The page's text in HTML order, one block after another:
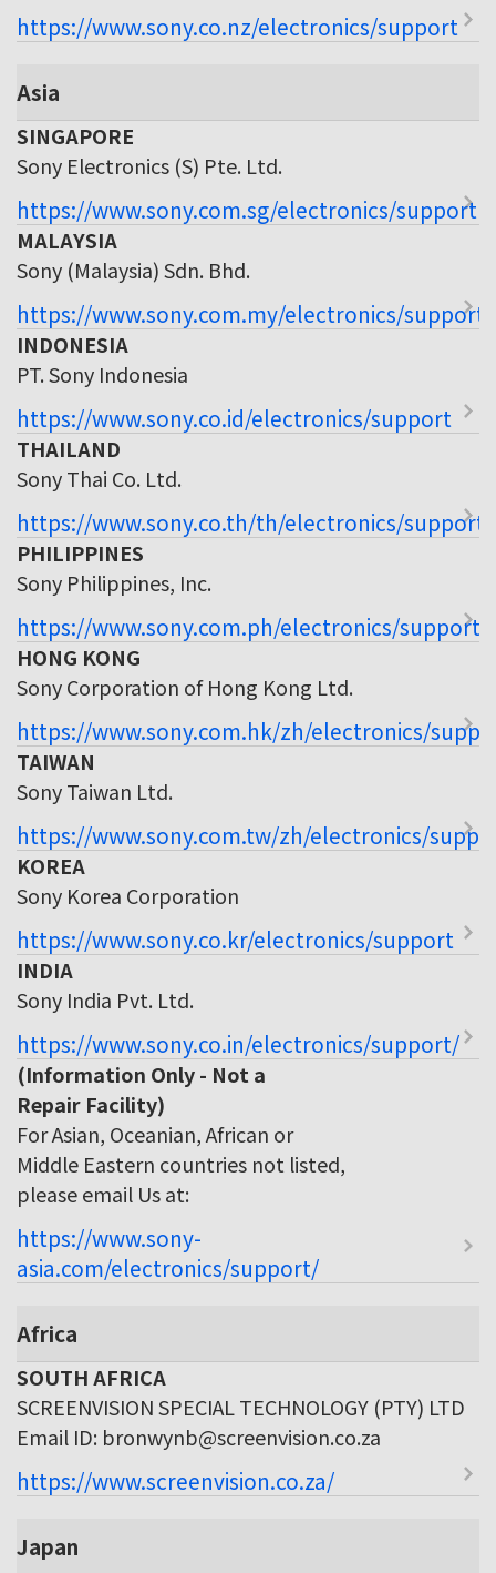
https://www.sony.co.nz/electronics/support
Asia
SINGAPORE
Sony Electronics (S) Pte. Ltd.
https://www.sony.com.sg/electronics/support
MALAYSIA
Sony (Malaysia) Sdn. Bhd.
https://www.sony.com.my/electronics/support
INDONESIA
PT. Sony Indonesia
https://www.sony.co.id/electronics/support
THAILAND
Sony Thai Co. Ltd.
https://www.sony.co.th/th/electronics/support
PHILIPPINES
Sony Philippines, Inc.
https://www.sony.com.ph/electronics/support
HONG KONG
Sony Corporation of Hong Kong Ltd.
https://www.sony.com.hk/zh/electronics/
TAIWAN
Sony Taiwan Ltd.
https://www.sony.com.tw/zh/electronics/
KOREA
Sony Korea Corporation
https://www.sony.co.kr/electronics/support
INDIA
Sony India Pvt. Ltd.
https://www.sony.co.in/electronics/support/
(Information Only - Not a
Repair Facility)
For Asian, Oceanian, African or
Middle Eastern countries not listed,
please email Us at:
https://www.sony-
asia.com/electronics/support/
Africa
SOUTH AFRICA
SCREENVISION SPECIAL TECHNOLOGY (PTY) LTD
Email ID: bronwynb@screenvision.co.za
https://www.screenvision.co.za/
Japan